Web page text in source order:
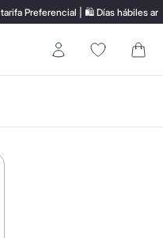
Preferencial | 🛍️ Días hábiles
Entrar